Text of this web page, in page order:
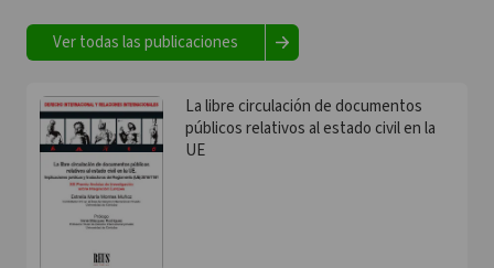
Ver todas las publicaciones
La libre circulación de documentos
públicos relativos al estado civil en la
UE